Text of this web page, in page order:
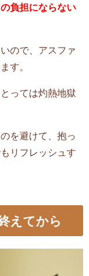
負担にならない
ので、アスファ
す。
っては灼熱地獄
を避けて、抱っ
リフレッシュす
えてから